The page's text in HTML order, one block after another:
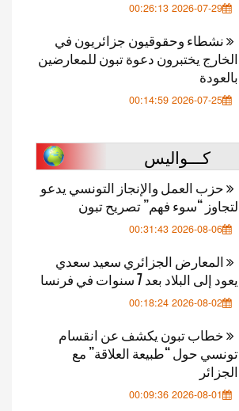
2026-07-29 00:26:13
نشطاء وحقوقيون جزائريون في
الخارج يختبرون دعوة تبون للمعارضين
بالعودة
2026-07-25 00:14:59
كـــواليس
حزب العمل والإنجاز التونسي يدعو
لتجاوز “سوء فهم” تصريح تبون
2026-08-06 00:31:43
المعارض الجزائري سعيد سعدي
يعود إلى البلاد بعد 7 سنوات في فرنسا
2026-08-02 00:18:24
خطاب تبون يكشف عن انقسام
تونسي حول “طبيعة العلاقة” مع
الجزائر
2026-08-01 00:09:36